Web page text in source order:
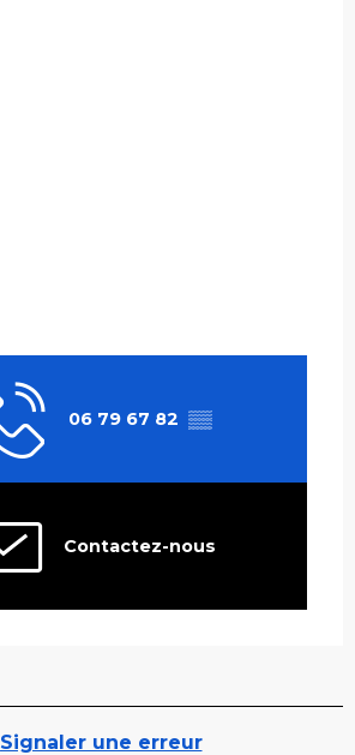
06 79 67 82 ▒▒
Contactez-nous
Signaler une erreur